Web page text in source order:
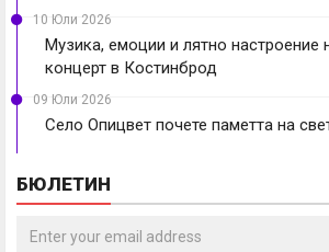
10 Юли 2026
Музика, емоции и лятно настроение
концерт в Костинброд
09 Юли 2026
Село Опицвет почете паметта на
БЮЛЕТИН